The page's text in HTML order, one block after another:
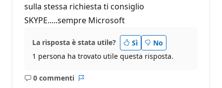
sulla stessa richiesta ti consiglio
SKYPE.....sempre Microsoft
La risposta è stata utile? Sì
No
1 persona ha trovato utile questa risposta.
0 commenti
Nessun